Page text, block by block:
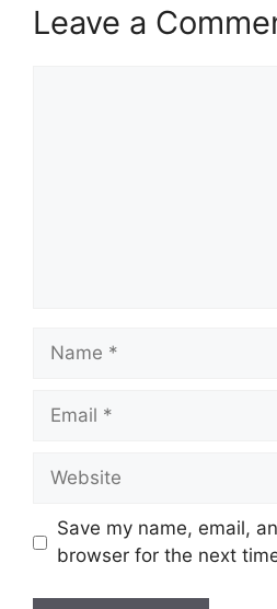
Leave a
Name
Email
Website
Save my name, email,
browser for the next